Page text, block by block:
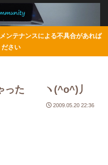
ンテナンスによる不具合があれば
ださい
ゃった ヽ(^o^)丿
2009.05.20 22:36